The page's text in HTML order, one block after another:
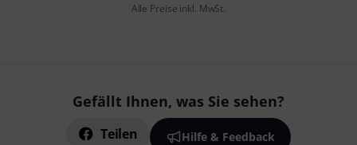
Alle Preise inkl. MwSt.
Gefällt Ihnen, was Sie sehen?
Teilen Hilfe & Feedback